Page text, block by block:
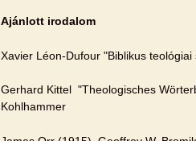
Ajánlott irodalom
Xavier Léon-Dufour "Biblikus
Gerhard Kittel "Theologisches
Kohlhammer